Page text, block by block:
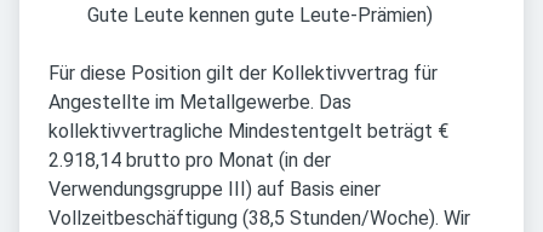
Gute Leute kennen gute Leute-Prämien)
Für diese Position gilt der Kollektivvertrag für
Angestellte im Metallgewerbe. Das
kollektivvertragliche Mindestentgelt beträgt €
2.918,14 brutto pro Monat (in der
Verwendungsgruppe III) auf Basis einer
Vollzeitbeschäftigung (38,5 Stunden/Woche). Wir